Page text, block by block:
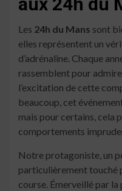
Les 24h du Mans sont
elles représentent un
d’adrénaline. Chaque
rassemblent pour
l’excitation de cette
beaucoup, cet
mais pour certains, cela
comportements
Notre protagoniste, un
particulièrement touché
course. Émerveillé par